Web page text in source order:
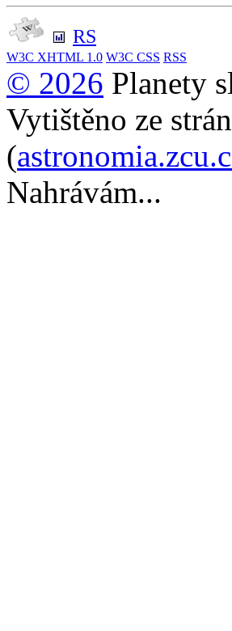
RS
W3C XHTML 1.0 W3C CSS RSS
© 2026 Planety
Vytištěno ze
(
Nahrávám...